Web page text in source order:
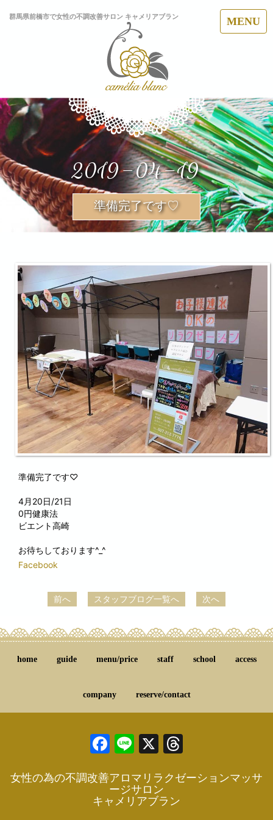
群馬県前橋市で女性の不調改善サロン キャメリアブラン MENU
2019-04-19
準備完了です♡
準備完了です♡
4月20日/21日
0円健康法
ビエント高崎
お待ちしております^_^
Facebook
前へ スタッフブログ一覧へ 次へ
home guide menu/price staff school access
company reserve/contact
Facebook
Line
X
女性の為の不調改善アロマリラクゼーションマッサ
ージサロン
キャメリアブラン